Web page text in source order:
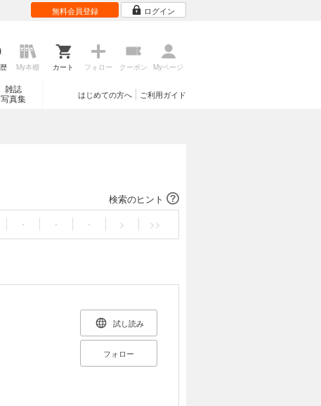
無料会員登録 ログイン
My本棚 カート フォロー クーポン Myページ
雑誌
写真集
ご利用ガイド
はじめての方へ
検索のヒント
・ ・ ・ > >>
試し読み
フォロー